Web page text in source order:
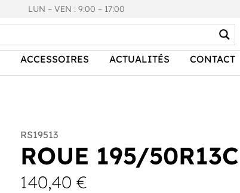
LUN – VEN : 9:00 – 17:00
ACCESSOIRES ACTUALITÉS CONTACT
RS19513
ROUE 195/50R13C
140,40 €